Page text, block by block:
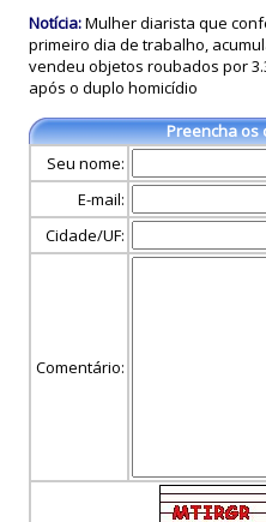
Notícia:Mulher diarista que
primeiro dia de trabalho,
vendeu objetos roubados por
após o duplo homicídio
Preencha os
Seu nome:
E-mail:
Cidade/UF:
Comentário: